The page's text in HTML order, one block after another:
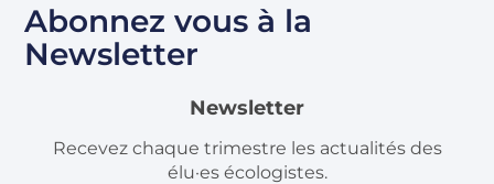
Abonnez vous à la
Newsletter
Newsletter
Recevez chaque trimestre les actualités des
élu·es écologistes.